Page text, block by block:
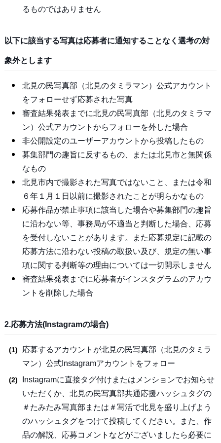
るものではありません
以下に該当する写真は応募者に通知することなく選考の対
象外とします
北見の民写真部（北見のタミラマン）公式アカウント
をフォローせず応募された写真
審査結果発表までに北見の民写真部（北見のタミラマ
ン）公式アカウントからフォローを外した場合
非公開設定のユーザーアカウントから投稿したもの
募集部門の趣旨に反するもの、または北見市と無関係
なもの
北見市内で撮影された写真ではないこと、または令和
６年１月１日以前に撮影されたことが明らかなもの
応募作品が禁止事項に該当した場合や募集部門の趣旨
に沿わない等、事務局が不適当と判断した場合、応募
を受付しないことがあります。また応募規定に記載の
応募方法に沿わない投稿の取扱い及び、規定の無い事
項に関する判断等の理由については一切開示しません
審査結果発表までに応募者がインスタグラムのアカウ
ントを削除した場合
2.応募方法(Instagramの場合)
応募するアカウントが北見の民写真部（北見のタミラ
マン）公式Instagramアカウントをフォロー
Instagramに直接タグ付けまたはメンションでお知らせ
いただくか、北見の民写真部共通応援ハッシュタグの
＃たみたみ写真部または＃写活で北見を盛り上げよう
のハッシュタグをつけて投稿してください。また、作
品の解説、応募コメントなどがございましたら必要に